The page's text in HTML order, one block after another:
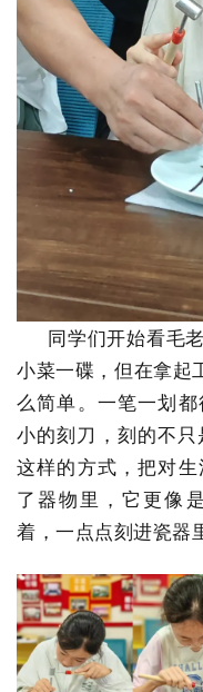
同学们开始看毛老
小菜一碟，但在拿起
么简单。一笔一划
小的刻刀，刻的不只
这样的方式，把对
了器物里，它更像
着，一点点刻进瓷器